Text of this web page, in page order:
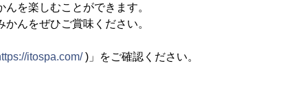
を楽しむことができます。
んをぜひご賞味ください。
itospa.com/)」をご確認ください。